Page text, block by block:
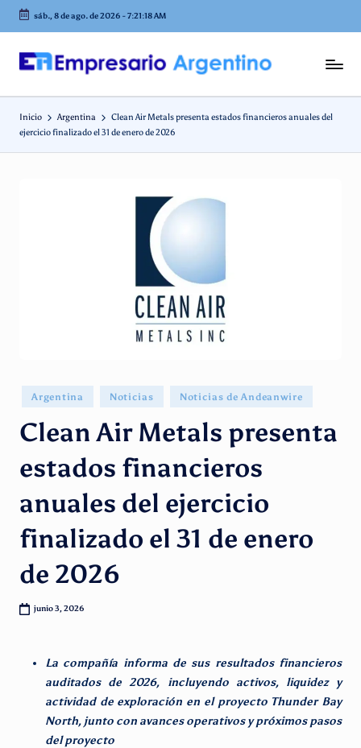
Saltar
contenido
sáb., 8 de ago. de 2026 -7:21:18 AM
E
m
p
r
n
ti
n
o
en
Argentina
Inicio Argentina
Clean Air Metals presenta estados financieros anuales del
ejercicio finalizado el 31 de enero de 2026
Publicado
en
Argentina Noticias Noticias de Andeanwire
Clean Air Metals presenta
estados financieros
anuales del ejercicio
finalizado el 31 de enero
de 2026
junio 3, 2026
La compañía informa de sus resultados financieros
auditados de 2026, incluyendo activos, liquidez y
actividad de exploración en el proyecto Thunder Bay
North, junto con avances operativos y próximos pasos
del proyecto